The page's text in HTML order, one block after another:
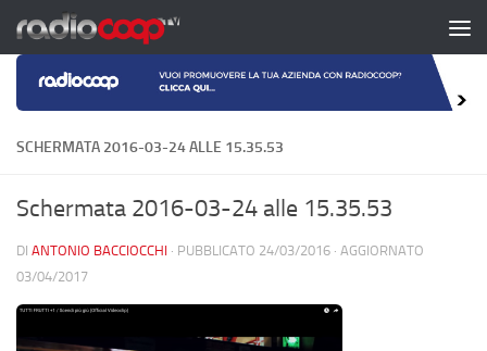
Salta al contenuto
SCHERMATA 2016-03-24 ALLE 15.35.53
Schermata 2016-03-24 alle 15.35.53
DI ANTONIO BACCIOCCHI · PUBBLICATO 24/03/2016 · AGGIORNATO
03/04/2017